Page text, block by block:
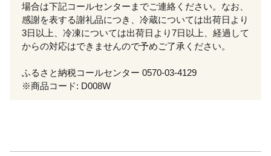
場合は下記コールセンターまでご連絡ください。なお、
感謝を表する謝礼品につき、冷蔵については出荷日より
3日以上、冷凍については出荷日より7日以上、経過して
からの対応はできませんので予めご了承ください。
ふるさと納税コールセンター 0570-03-4129
※商品コード: D008W